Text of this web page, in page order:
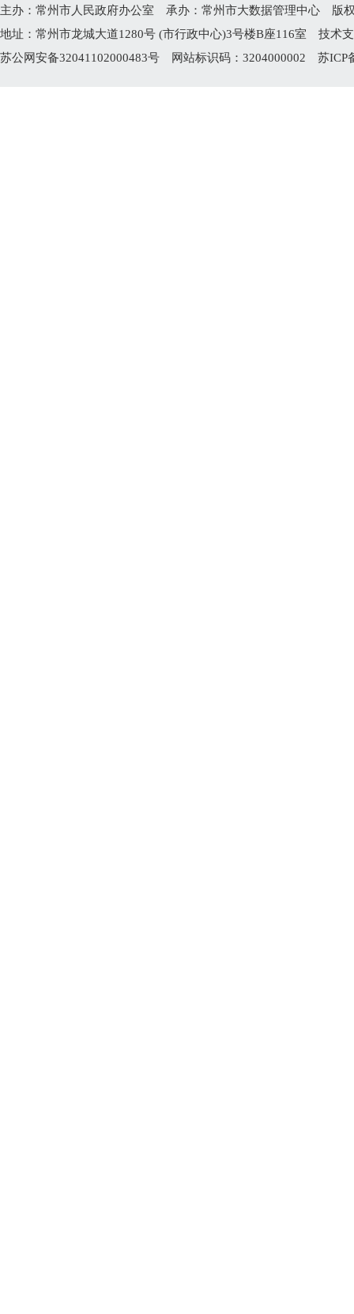
主办：常州市人民政府办公室 承办：常州市大数据管理中心 版
地址：常州市龙城大道1280号 (市行政中心)3号楼B座116室 技术
苏公网安备32041102000483号 网站标识码：3204000002 苏ICP